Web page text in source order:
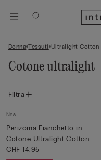
Donna Tessuti Ultralight Cotton
Cotone ultralight
Filtra
New
Perizoma Fianchetto in
Cotone Ultralight Cotton
CHF 14.95